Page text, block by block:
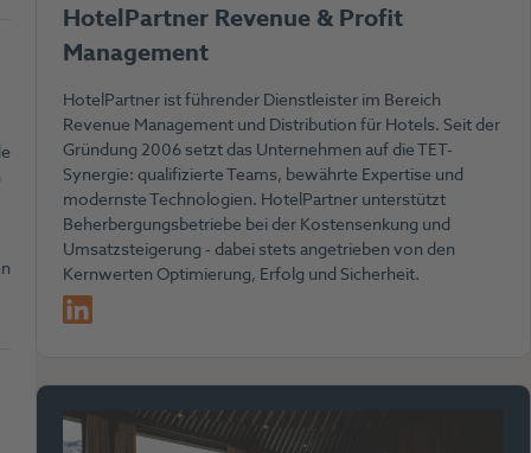
HotelPartner Revenue & Profit
Management
HotelPartner ist führender Dienstleister im Bereich
Revenue Management und Distribution für Hotels. Seit der
Gründung 2006 setzt das Unternehmen auf die TET-
Synergie: qualifizierte Teams, bewährte Expertise und
modernste Technologien. HotelPartner unterstützt
Beherbergungsbetriebe bei der Kostensenkung und
Umsatzsteigerung - dabei stets angetrieben von den
Kernwerten Optimierung, Erfolg und Sicherheit.
LinkedIn